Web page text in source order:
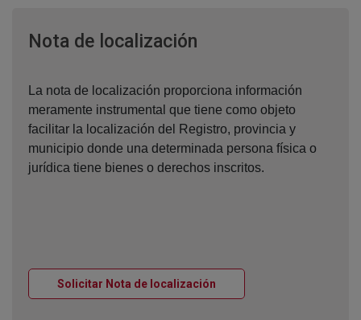
Nota de localización
La nota de localización proporciona información
meramente instrumental que tiene como objeto
facilitar la localización del Registro, provincia y
municipio donde una determinada persona física o
jurídica tiene bienes o derechos inscritos.
Solicitar Nota de localización